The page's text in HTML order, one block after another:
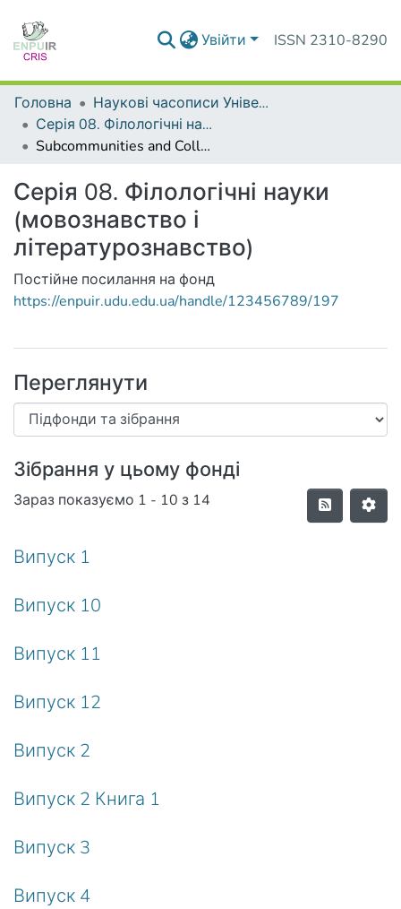
Увійти ISSN 2310-8290
Головна
Наукові часописи Університету
Серія 08. Філологічні науки (мовознавство і літературознавство)
Subcommunities and Collections
Серія 08. Філологічні науки
(мовознавство і
літературознавство)
Постійне посилання на фонд
https://enpuir.udu.edu.ua/handle/123456789/197
Переглянути
Зібрання у цьому фонді
Зараз показуємо 1 - 10 з 14
Випуск 1
Випуск 10
Випуск 11
Випуск 12
Випуск 2
Випуск 2 Книга 1
Випуск 3
Випуск 4